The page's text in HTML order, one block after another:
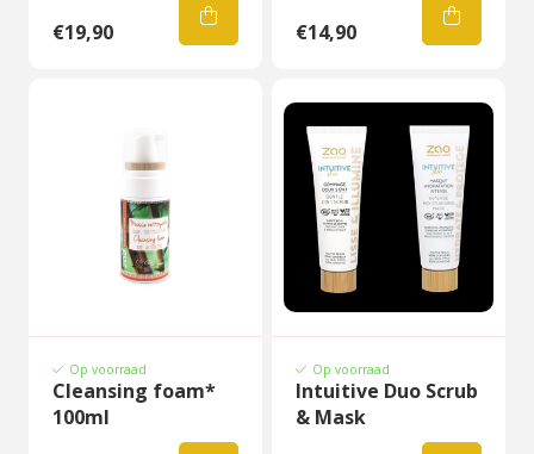
€19,90 €14,90
Op voorraad
Cleansing foam*
100ml
Op voorraad
Intuitive Duo Scrub
& Mask